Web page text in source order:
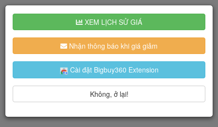
XEM LỊCH SỬ GIÁ
Nhận thông báo khi giá giảm
Cài đặt Bigbuy360 Extension
Không, ở lại!